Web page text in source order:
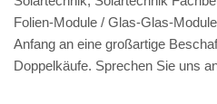
Folien-Module / Glas-Glas-
Anfang an eine großartige
Doppelkäufe. Sprechen Sie uns